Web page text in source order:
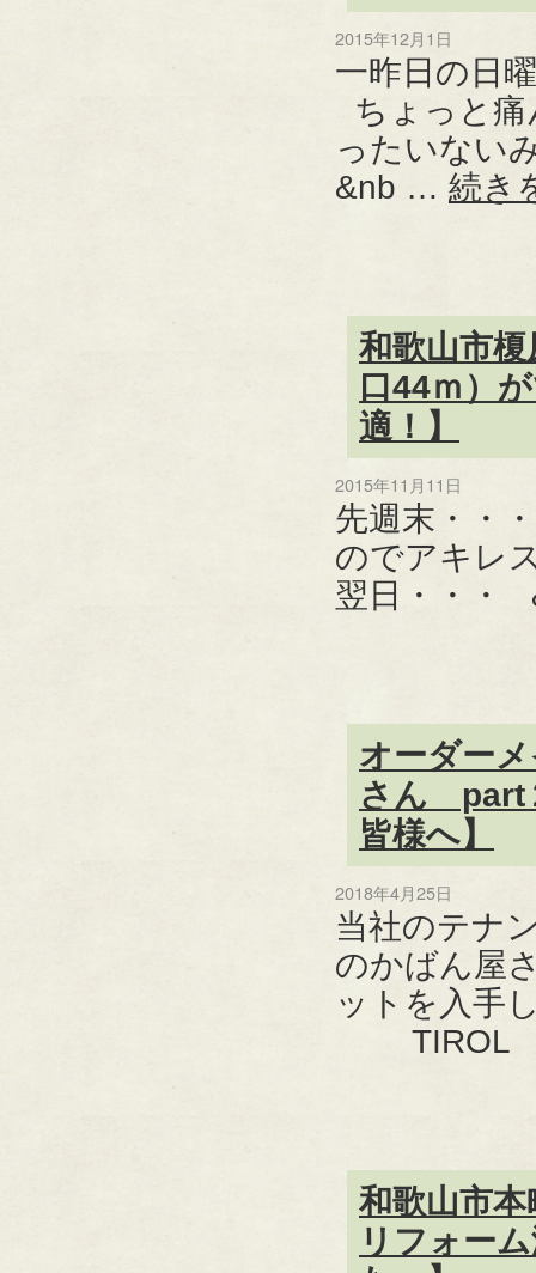
2015年12月1日
一昨日の日
ちょっと
ったいない
&nb … 続き
和歌山市
口44ｍ）
適！】
2015年11月11日
先週末・・
のでアキ
翌日・・
オーダー
さん part
皆様へ】
2018年4月25日
当社のテナ
のかばん屋
ットを入手
和歌山市
リフォー